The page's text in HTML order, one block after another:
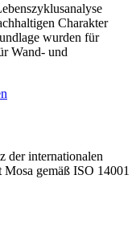
Charakter
wurden für
Wand- und
der internationalen
gemäß ISO 14001